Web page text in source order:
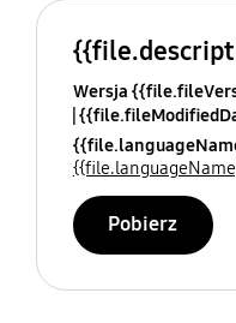
Wersja
Pobierz